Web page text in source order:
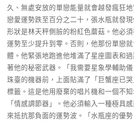
久、無處安放的單戀能量就會越發瘋狂
戀愛運勢跌至百分之二十，張水瓶就發
形狀是林天秤側臉的粉紅色蘑菇。他必
運勢至少提升到零。否則，他那份單戀
體。他緊張地跑進他堆滿了星座圖表和
著他的秘密武器。「我需要星象學輔助
珠臺的機器前，上面貼滿了「巨蟹座已
標籤。這是他用廢棄的唱片機和一個不
「情感調節器」。他必須輸入一種極具
來抵抗那負面的運勢波。「水瓶座的優